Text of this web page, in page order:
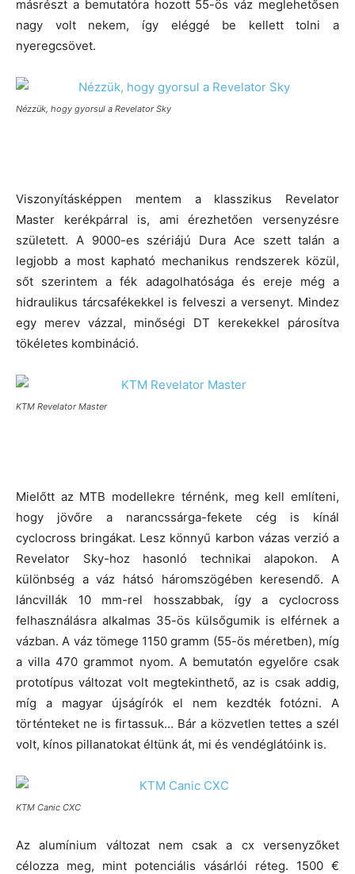
másrészt a bemutatóra hozott 55-ös váz meglehetősen
nagy volt nekem, így eléggé be kellett tolni a
nyeregcsövet.
Nézzük, hogy gyorsul a Revelator Sky
Viszonyításképpen mentem a klasszikus Revelator
Master kerékpárral is, ami érezhetően versenyzésre
született. A 9000-es szériájú Dura Ace szett talán a
legjobb a most kapható mechanikus rendszerek közül,
sőt szerintem a fék adagolhatósága és ereje még a
hidraulikus tárcsafékekkel is felveszi a versenyt. Mindez
egy merev vázzal, minőségi DT kerekekkel párosítva
tökéletes kombináció.
KTM Revelator Master
Mielőtt az MTB modellekre térnénk, meg kell említeni,
hogy jövőre a narancssárga-fekete cég is kínál
cyclocross bringákat. Lesz könnyű karbon vázas verzió a
Revelator Sky-hoz hasonló technikai alapokon. A
különbség a váz hátsó háromszögében keresendő. A
láncvillák 10 mm-rel hosszabbak, így a cyclocross
felhasználásra alkalmas 35-ös külsőgumik is elférnek a
vázban. A váz tömege 1150 gramm (55-ös méretben), míg
a villa 470 grammot nyom. A bemutatón egyelőre csak
prototípus változat volt megtekinthető, az is csak addig,
míg a magyar újságírók el nem kezdték fotózni. A
történteket ne is firtassuk… Bár a közvetlen tettes a szél
volt, kínos pillanatokat éltünk át, mi és vendéglátóink is.
KTM Canic CXC
Az alumínium változat nem csak a cx versenyzőket
célozza meg, mint potenciális vásárlói réteg. 1500 €